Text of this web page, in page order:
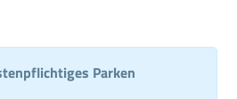
Parken